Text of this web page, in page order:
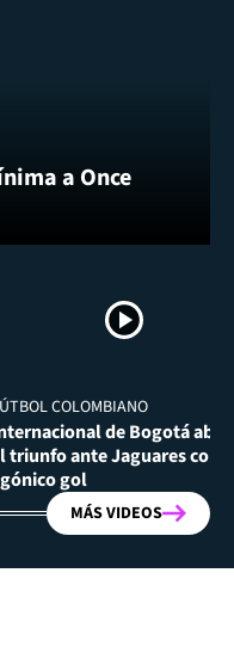
a Once
COLOMBIANO
de Bogotá
triunfo ante Jaguares con
gol
MÁS VIDEOS